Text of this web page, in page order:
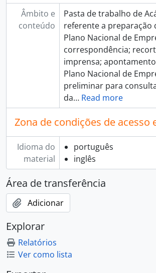
Âmbito e
conteúdo
Pasta de trabalho de
referente a preparação
Plano Nacional de
correspondência;
imprensa;
Plano Nacional de
preliminar para
da… Read more
Zona de condições de acesso
Idioma do
material
português
inglês
Área de transferência
Adicionar
Explorar
Relatórios
Ver como lista